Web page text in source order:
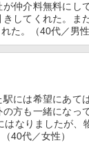
仲介料無料にし
きしてくれた。ま
た。（40代／男性
駅には希望にあて
方も一緒になっ
はなりましたが、
40代／女性）